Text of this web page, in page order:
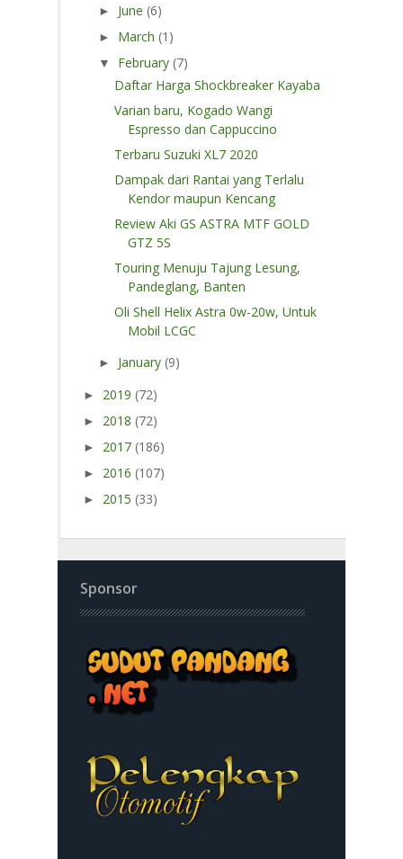
► June (6)
► March (1)
▼ February (7)
Daftar Harga Shockbreaker Kayaba
Varian baru, Kogado Wangi
Espresso dan Cappuccino
Terbaru Suzuki XL7 2020
Dampak dari Rantai yang Terlalu
Kendor maupun Kencang
Review Aki GS ASTRA MTF GOLD
GTZ 5S
Touring Menuju Tajung Lesung,
Pandeglang, Banten
Oli Shell Helix Astra 0w-20w, Untuk
Mobil LCGC
► January (9)
► 2019 (72)
► 2018 (72)
► 2017 (186)
► 2016 (107)
► 2015 (33)
Sponsor